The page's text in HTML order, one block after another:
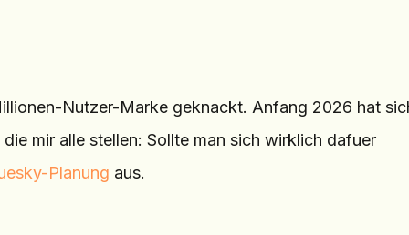
Nutzer-Marke geknackt. Anfang 2026 hat
mir alle stellen: Sollte man sich wirklich dafuer
Planung aus.